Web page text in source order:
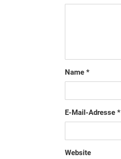
Name*
E-Mail-Adresse*
Website